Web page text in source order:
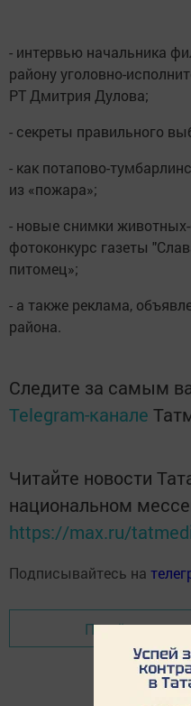
- интервью начальника
району уголовно-
РТ Дмитрия Дулова;
- секреты правильного
- как потапово-
из «пожара»;
- новые снимки
фотоконкурс газеты
питомец»;
- а также реклама,
района.
Следите за самым
Telegram-канале
Читайте новости
национальном
https://max.ru/
Подписывайтесь на
Перейти на